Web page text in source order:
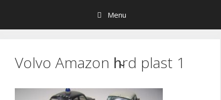
indhold
Menu
Volvo Amazon h̴rd plast 1